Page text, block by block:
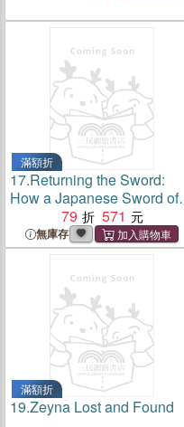
滿額折
17.Returning the Sword:
How a Japanese Sword of
War Became a Symbol of
Friendship and Peace
79 571
無庫存
滿額折
19.Zeyna Lost and Found